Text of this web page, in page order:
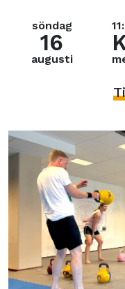
söndag
16
augusti